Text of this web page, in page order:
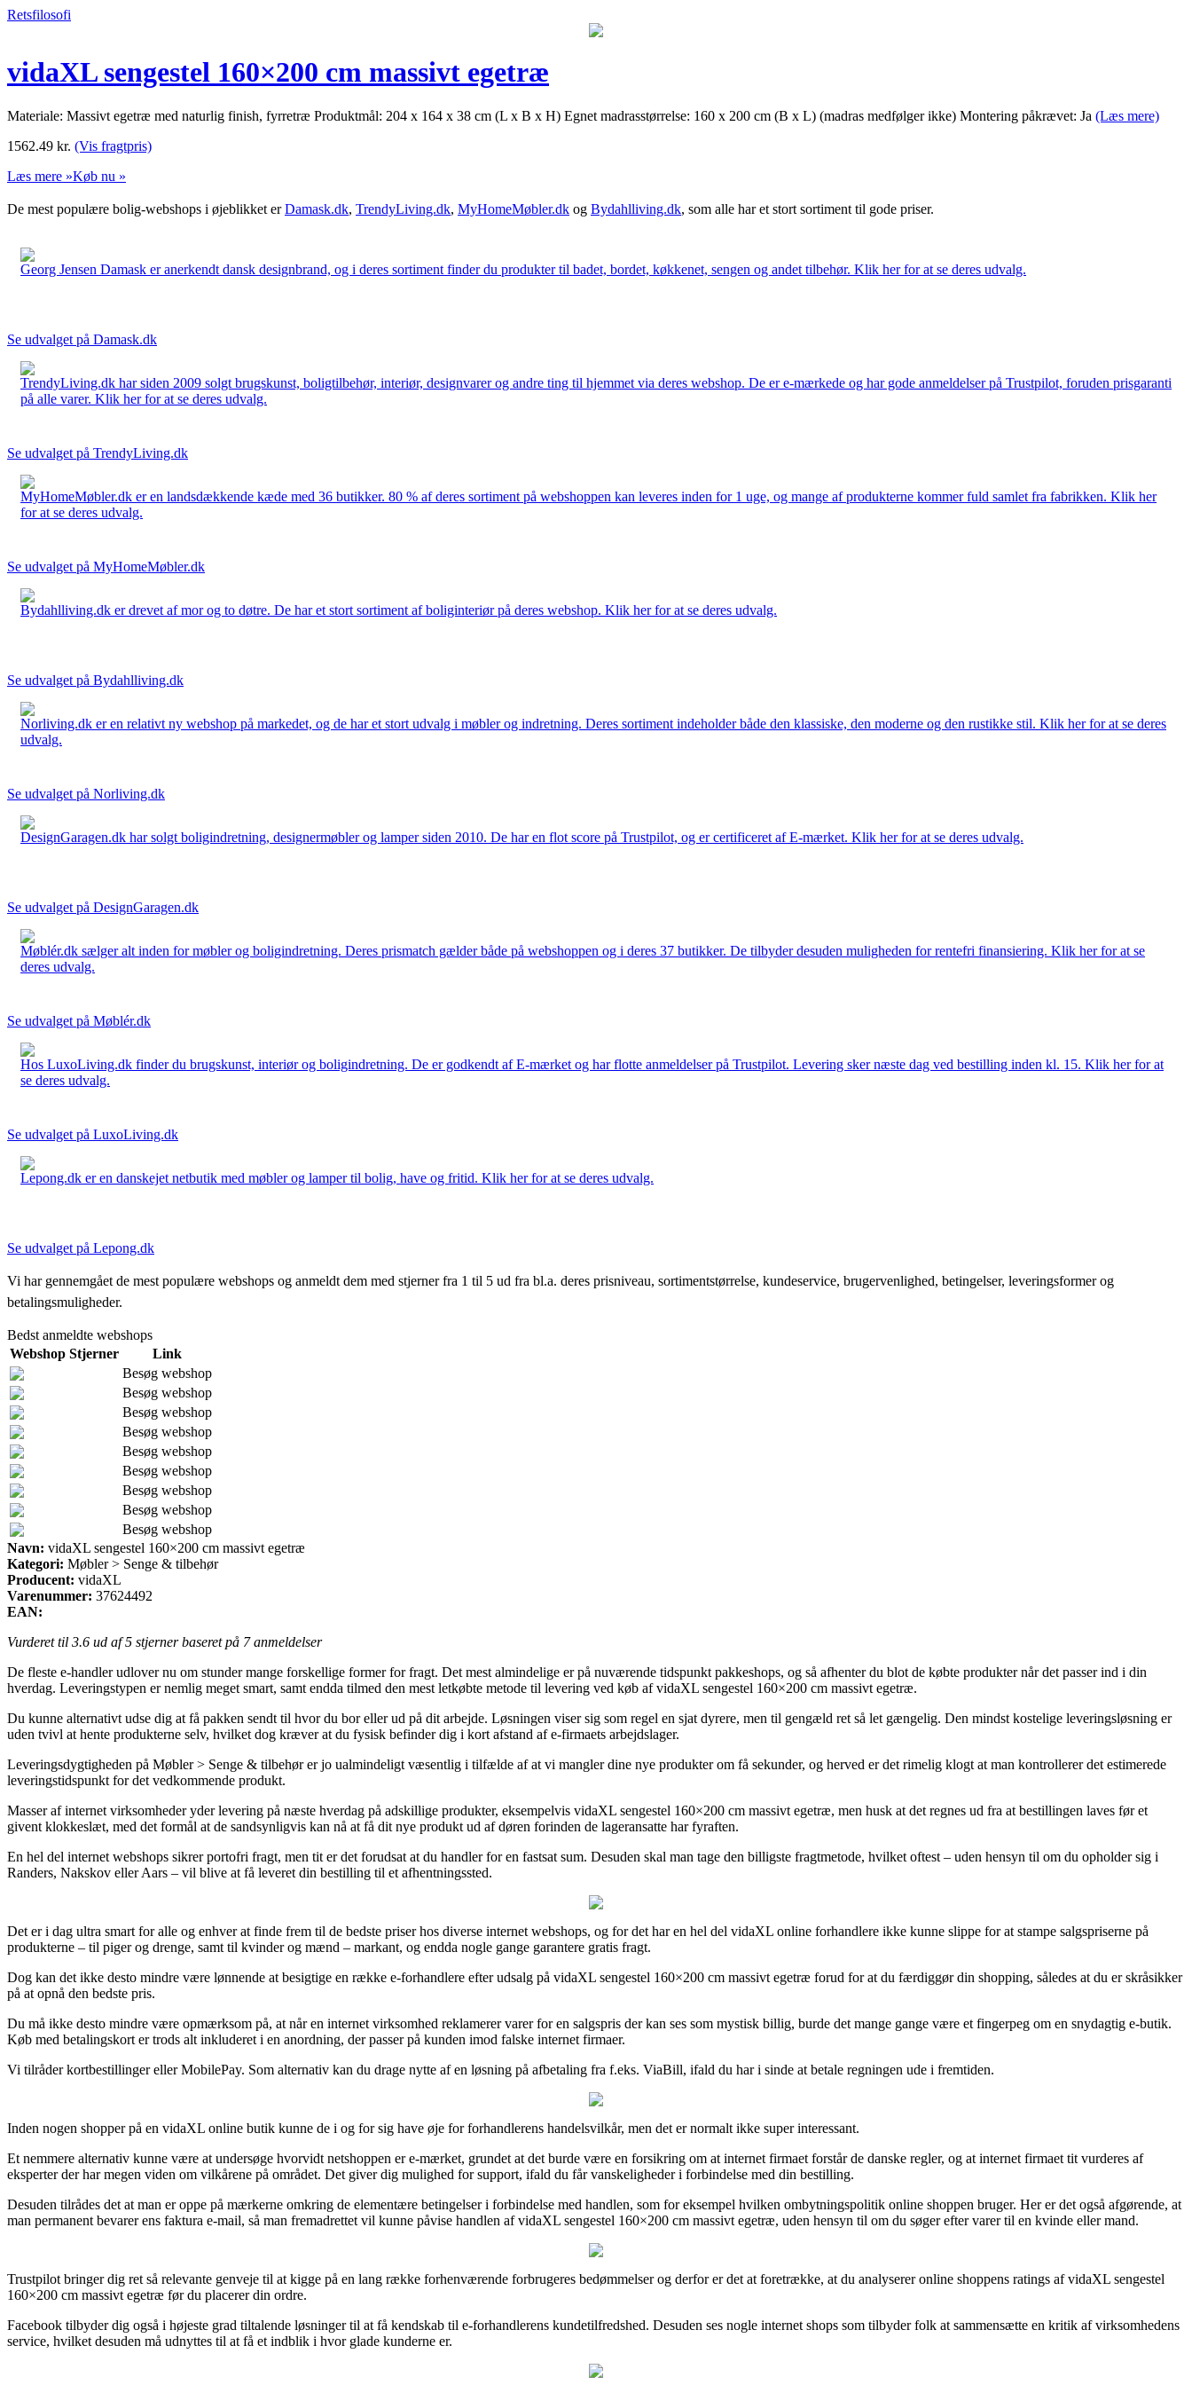
Retsfilosofi
vidaXL sengestel 160×200 cm massivt egetræ
Materiale: Massivt egetræ med naturlig finish, fyrretræ Produktmål: 204 x 164 x 38 cm (L x B x H) Egnet madrasstørrelse: 160 x 200 cm (B x L) (madras medfølger ikke) Montering påkrævet: Ja (Læs mere)
1562.49 kr. (Vis fragtpris)
Læs mere »Køb nu »
De mest populære bolig-webshops i øjeblikket erDamask.dk, TrendyLiving.dk, MyHomeMøbler.dk og Bydahlliving.dk, som alle har et stort sortiment til gode priser.
Georg Jensen Damask er anerkendt dansk designbrand, og i deres sortiment finder du produkter til badet, bordet, køkkenet, sengen og andet tilbehør. Klik her for at se deres udvalg.
Se udvalget på Damask.dk
TrendyLiving.dk har siden 2009 solgt brugskunst, boligtilbehør, interiør, designvarer og andre ting til hjemmet via deres webshop. De er e-mærkede og har gode anmeldelser på Trustpilot, foruden prisgaranti
på alle varer. Klik her for at se deres udvalg.
Se udvalget på TrendyLiving.dk
MyHomeMøbler.dk er en landsdækkende kæde med 36 butikker. 80 % af deres sortiment på webshoppen kan leveres inden for 1 uge, og mange af produkterne kommer fuld samlet fra fabrikken. Klik her
for at se deres udvalg.
Se udvalget på MyHomeMøbler.dk
Bydahlliving.dk er drevet af mor og to døtre. De har et stort sortiment af boliginteriør på deres webshop. Klik her for at se deres udvalg.
Se udvalget på Bydahlliving.dk
Norliving.dk er en relativt ny webshop på markedet, og de har et stort udvalg i møbler og indretning. Deres sortiment indeholder både den klassiske, den moderne og den rustikke stil. Klik her for at se deres
udvalg.
Se udvalget på Norliving.dk
DesignGaragen.dk har solgt boligindretning, designermøbler og lamper siden 2010. De har en flot score på Trustpilot, og er certificeret af E-mærket. Klik her for at se deres udvalg.
Se udvalget på DesignGaragen.dk
Møblér.dk sælger alt inden for møbler og boligindretning. Deres prismatch gælder både på webshoppen og i deres 37 butikker. De tilbyder desuden muligheden for rentefri finansiering. Klik her for at se
deres udvalg.
Se udvalget på Møblér.dk
Hos LuxoLiving.dk finder du brugskunst, interiør og boligindretning. De er godkendt af E-mærket og har flotte anmeldelser på Trustpilot. Levering sker næste dag ved bestilling inden kl. 15. Klik her for at
se deres udvalg.
Se udvalget på LuxoLiving.dk
Lepong.dk er en danskejet netbutik med møbler og lamper til bolig, have og fritid. Klik her for at se deres udvalg.
Se udvalget på Lepong.dk
Vi har gennemgået de mest populære webshops og anmeldt dem med stjerner fra 1 til 5 ud fra bl.a. deres prisniveau, sortimentstørrelse, kundeservice, brugervenlighed, betingelser, leveringsformer og
betalingsmuligheder.
Bedst anmeldte webshops
Webshop Stjerner
Link
Besøg webshop
Besøg webshop
Besøg webshop
Besøg webshop
Besøg webshop
Besøg webshop
Besøg webshop
Besøg webshop
Besøg webshop
Navn: vidaXL sengestel 160×200 cm massivt egetræ
Kategori: Møbler > Senge & tilbehør
Producent: vidaXL
Varenummer: 37624492
EAN:
Vurderet til 3.6 ud af 5 stjerner baseret på 7anmeldelser
De fleste e-handler udlover nu om stunder mange forskellige former for fragt. Det mest almindelige er på nuværende tidspunkt pakkeshops, og så afhenter du blot de købte produkter når det passer ind i din
hverdag. Leveringstypen er nemlig meget smart, samt endda tilmed den mest letkøbte metode til levering ved køb af vidaXL sengestel 160×200 cm massivt egetræ.
Du kunne alternativt udse dig at få pakken sendt til hvor du bor eller ud på dit arbejde. Løsningen viser sig som regel en sjat dyrere, men til gengæld ret så let gængelig. Den mindst kostelige leveringsløsning er
uden tvivl at hente produkterne selv, hvilket dog kræver at du fysisk befinder dig i kort afstand af e-firmaets arbejdslager.
Leveringsdygtigheden på Møbler > Senge & tilbehør er jo ualmindeligt væsentlig i tilfælde af at vi mangler dine nye produkter om få sekunder, og herved er det rimelig klogt at man kontrollerer det estimerede
leveringstidspunkt for det vedkommende produkt.
Masser af internet virksomheder yder levering på næste hverdag på adskillige produkter, eksempelvis vidaXL sengestel 160×200 cm massivt egetræ, men husk at det regnes ud fra at bestillingen laves før et
givent klokkeslæt, med det formål at de sandsynligvis kan nå at få dit nye produkt ud af døren forinden de lageransatte har fyraften.
En hel del internet webshops sikrer portofri fragt, men tit er det forudsat at du handler for en fastsat sum. Desuden skal man tage den billigste fragtmetode, hvilket oftest – uden hensyn til om du opholder sig i
Randers, Nakskov eller Aars – vil blive at få leveret din bestilling til et afhentningssted.
Det er i dag ultra smart for alle og enhver at finde frem til de bedste priser hos diverse internet webshops, og for det har en hel del vidaXL online forhandlere ikke kunne slippe for at stampe salgspriserne på
produkterne – til piger og drenge, samt til kvinder og mænd – markant, og endda nogle gange garantere gratis fragt.
Dog kan det ikke desto mindre være lønnende at besigtige en række e-forhandlere efter udsalg på vidaXL sengestel 160×200 cm massivt egetræ forud for at du færdiggør din shopping, således at du er skråsikker
på at opnå den bedste pris.
Du må ikke desto mindre være opmærksom på, at når en internet virksomhed reklamerer varer for en salgspris der kan ses som mystisk billig, burde det mange gange være et fingerpeg om en snydagtig e-butik.
Køb med betalingskort er trods alt inkluderet i en anordning, der passer på kunden imod falske internet firmaer.
Vi tilråder kortbestillinger eller MobilePay. Som alternativ kan du drage nytte af en løsning på afbetaling fra f.eks. ViaBill, ifald du har i sinde at betale regningen ude i fremtiden.
Inden nogen shopper på en vidaXL online butik kunne de i og for sig have øje for forhandlerens handelsvilkår, men det er normalt ikke super interessant.
Et nemmere alternativ kunne være at undersøge hvorvidt netshoppen er e-mærket, grundet at det burde være en forsikring om at internet firmaet forstår de danske regler, og at internet firmaet tit vurderes af
eksperter der har megen viden om vilkårene på området. Det giver dig mulighed for support, ifald du får vanskeligheder i forbindelse med din bestilling.
Desuden tilrådes det at man er oppe på mærkerne omkring de elementære betingelser i forbindelse med handlen, som for eksempel hvilken ombytningspolitik online shoppen bruger. Her er det også afgørende, at
man permanent bevarer ens faktura e-mail, så man fremadrettet vil kunne påvise handlen af vidaXL sengestel 160×200 cm massivt egetræ, uden hensyn til om du søger efter varer til en kvinde eller mand.
Trustpilot bringer dig ret så relevante genveje til at kigge på en lang række forhenværende forbrugeres bedømmelser og derfor er det at foretrække, at du analyserer online shoppens ratings af vidaXL sengestel
160×200 cm massivt egetræ før du placerer din ordre.
Facebook tilbyder dig også i højeste grad tiltalende løsninger til at få kendskab til e-forhandlerens kundetilfredshed. Desuden ses nogle internet shops som tilbyder folk at sammensætte en kritik af virksomhedens
service, hvilket desuden må udnyttes til at få et indblik i hvor glade kunderne er.